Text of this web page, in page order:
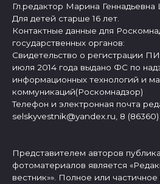
Гл.редактор Марина
Для детей старше 16 лет.
Контактные данные для
государственных органов:
Свидетельство о регистрации
июля 2014 года выдано ФС по
информационных технологий и
коммуникаций(Роскомнадзор)
Телефон и электронная почта
selskyvestnik@yandex.ru, 8 (86360)
Представителем авторов
фотоматериалов является
вестник»». Полное или